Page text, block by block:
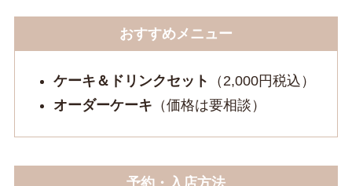
おすすめメニュー
ケーキ＆ドリンクセット
（2,000円税込）
オーダーケーキ （価格は要相談）
予約・入店方法